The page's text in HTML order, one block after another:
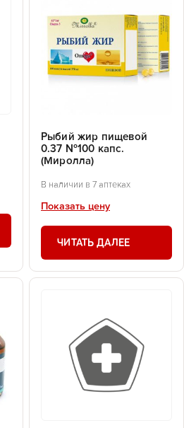
Рыбий жир пищевой
0.37 №100 капс.
(Миролла)
В наличии в 7 аптеках
Показать цену
ЧИТАТЬ ДАЛЕЕ